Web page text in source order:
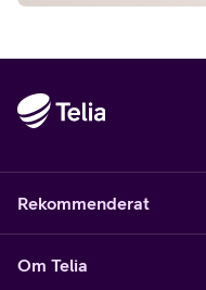
Rekommenderat
Om Telia